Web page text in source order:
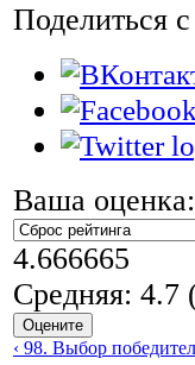
Поделиться
Ваша оценка:
4.666665
Средняя: 4.7
‹ 98. Выбор